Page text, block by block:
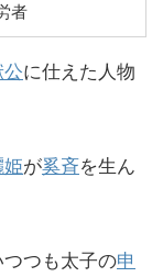
者
に仕えた人物
姫が奚斉を生ん
つも太子の申